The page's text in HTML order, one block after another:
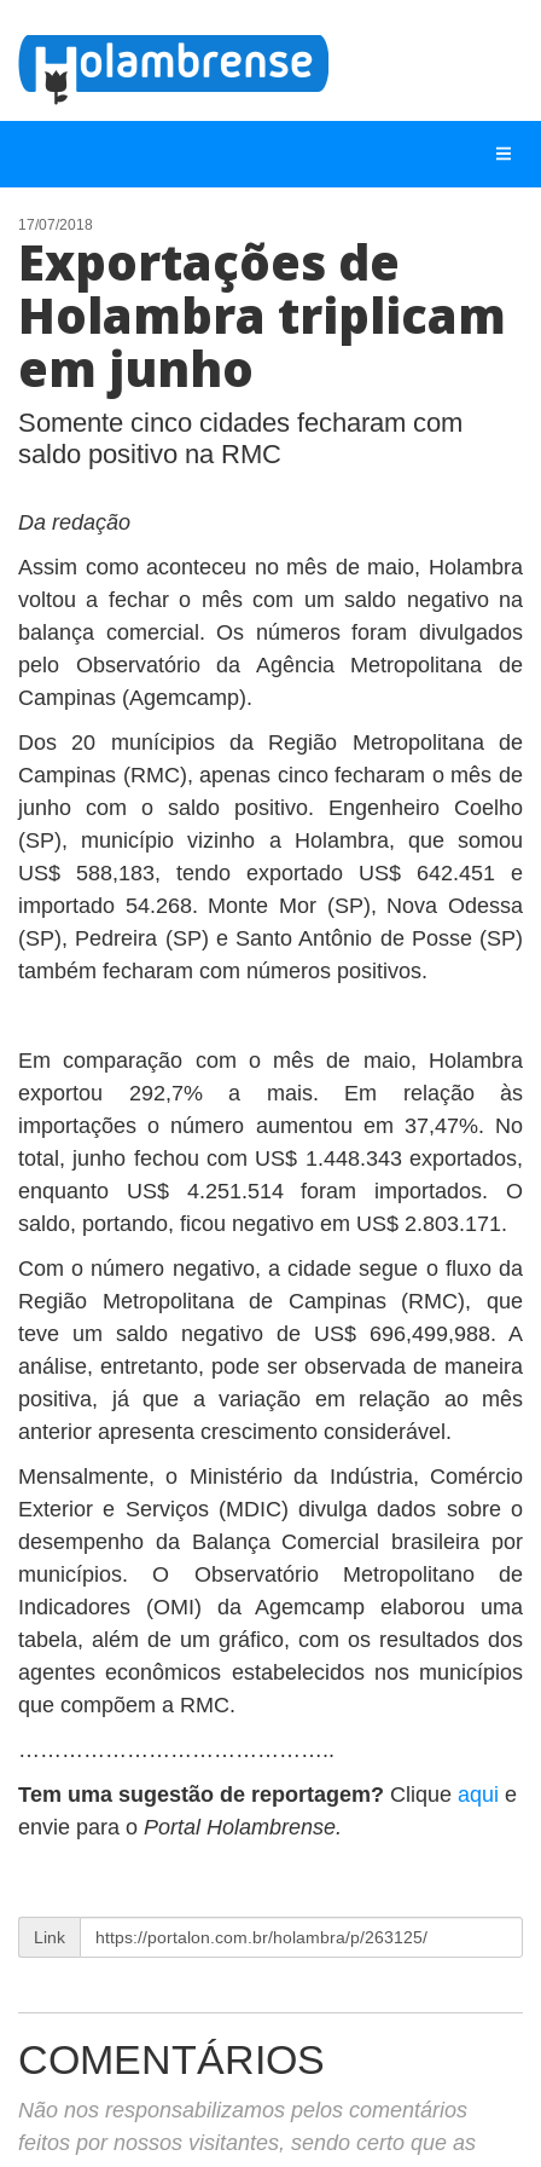
NOTÍCIAS
LISTA DIGITAL
TELEFONES ÚTEIS
ANUNCIE
17/07/2018
Exportações de
Holambra triplicam
em junho
Somente cinco cidades fecharam com
saldo positivo na RMC
Da redação
Assim como aconteceu no mês de maio, Holambra
voltou a fechar o mês com um saldo negativo na
balança comercial. Os números foram divulgados
pelo Observatório da Agência Metropolitana de
Campinas (Agemcamp).
Dos 20 munícipios da Região Metropolitana de
Campinas (RMC), apenas cinco fecharam o mês de
junho com o saldo positivo. Engenheiro Coelho
(SP), município vizinho a Holambra, que somou
US$ 588,183, tendo exportado US$ 642.451 e
importado 54.268. Monte Mor (SP), Nova Odessa
(SP), Pedreira (SP) e Santo Antônio de Posse (SP)
também fecharam com números positivos.
Em comparação com o mês de maio, Holambra
exportou 292,7% a mais. Em relação às
importações o número aumentou em 37,47%. No
total, junho fechou com US$ 1.448.343 exportados,
enquanto US$ 4.251.514 foram importados. O
saldo, portando, ficou negativo em US$ 2.803.171.
Com o número negativo, a cidade segue o fluxo da
Região Metropolitana de Campinas (RMC), que
teve um saldo negativo de US$ 696,499,988. A
análise, entretanto, pode ser observada de maneira
positiva, já que a variação em relação ao mês
anterior apresenta crescimento considerável.
Mensalmente, o Ministério da Indústria, Comércio
Exterior e Serviços (MDIC) divulga dados sobre o
desempenho da Balança Comercial brasileira por
municípios. O Observatório Metropolitano de
Indicadores (OMI) da Agemcamp elaborou uma
tabela, além de um gráfico, com os resultados dos
agentes econômicos estabelecidos nos municípios
que compõem a RMC.
……………………………………..
Tem uma sugestão de reportagem? Clique aqui e
envie para o Portal Holambrense.
Link
COMENTÁRIOS
Não nos responsabilizamos pelos comentários
feitos por nossos visitantes, sendo certo que as